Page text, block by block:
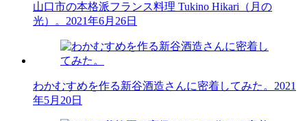
山口市の本格派フランス料理 Tukino Hikari（月の
光）。 2021年6月26日
わかむすめを作る新谷酒造さんに密着してみた。 2021
年5月20日